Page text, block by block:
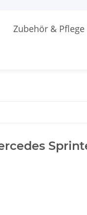
Zubehör & Pflege